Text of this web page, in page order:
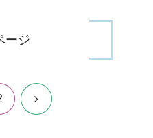
ージ
次